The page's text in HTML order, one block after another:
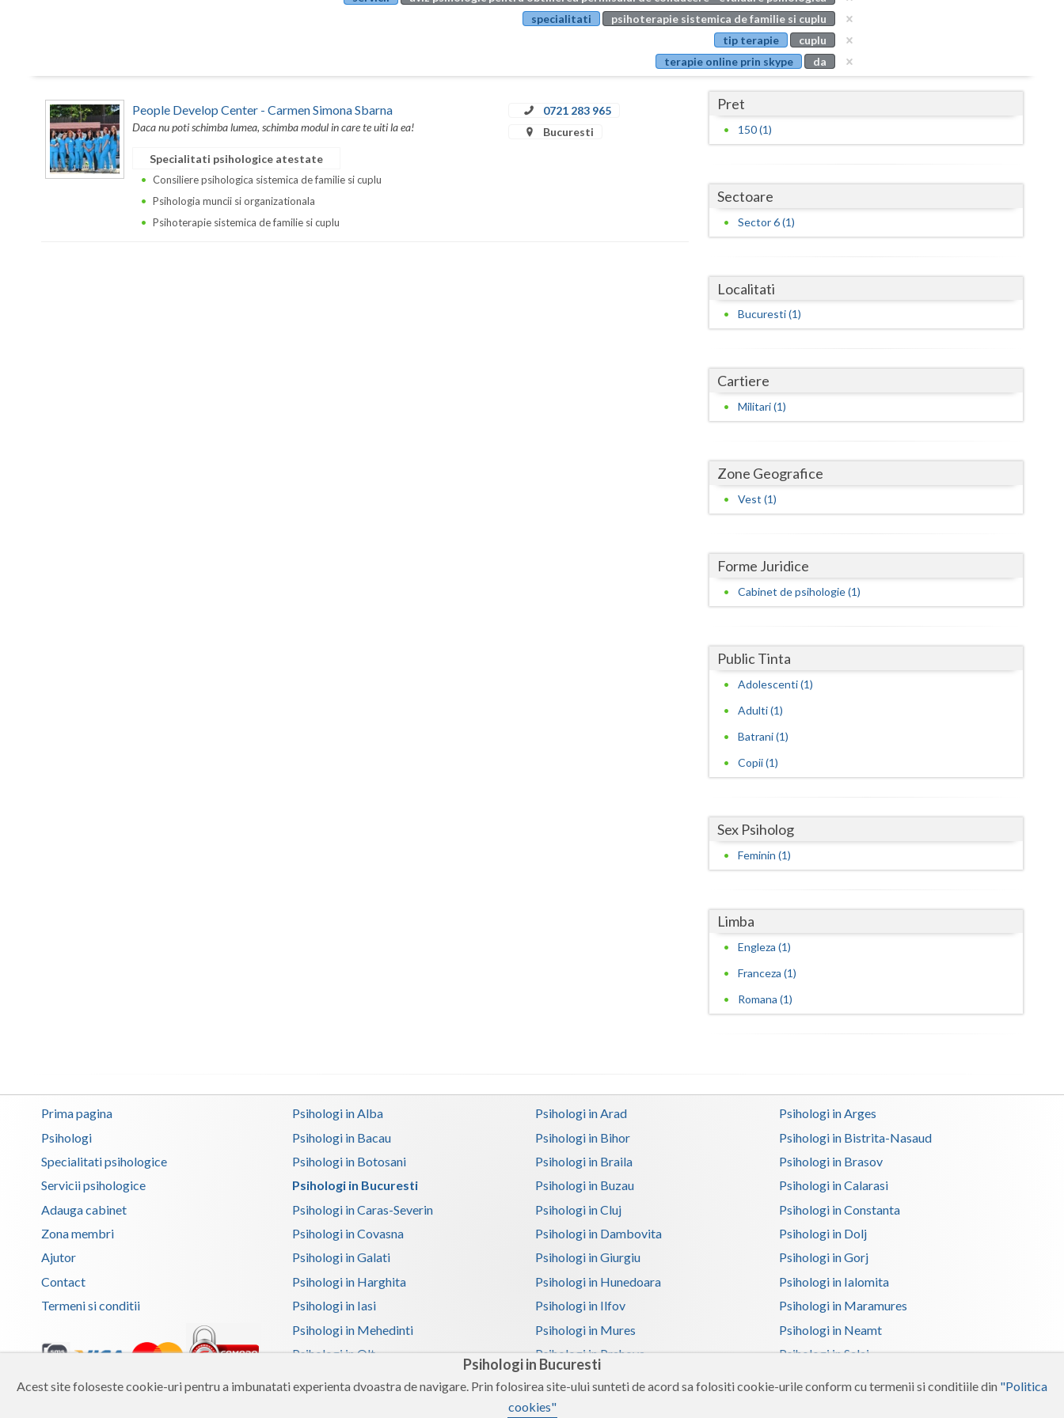
Psihologi in Bucuresti
Acest site foloseste cookie-uri pentru a imbunatati experienta dvoastra de navigare. Prin folosirea site-ului sunteti de acord sa folositi cookie-urile conform cu termenii si conditiile din "Politica
cookies"
Buzau
Calarasi
Caras-Severin
Gorj
Ialomita
Maramures
Mures
Neamt
Olt
Prahova
specialitati
psihoterapie sistemica de familie si cuplu
tip terapie
cuplu
terapie online prin skype
da
People Develop Center - Carmen Simona Sbarna
Daca nu poti schimba lumea, schimba modul in care te uiti la ea!
0721 283 965
Bucuresti
Specialitati psihologice atestate
Consiliere psihologica sistemica de familie si cuplu
Psihologia muncii si organizationala
Psihoterapie sistemica de familie si cuplu
Pret
150 (1)
Sectoare
Sector 6 (1)
Localitati
Bucuresti (1)
Cartiere
Militari (1)
Zone Geografice
Vest (1)
Forme Juridice
Cabinet de psihologie (1)
Public Tinta
Adolescenti (1)
Adulti (1)
Batrani (1)
Copii (1)
Sex Psiholog
Feminin (1)
Limba
Engleza (1)
Franceza (1)
Romana (1)
Prima pagina
Psihologi
Specialitati psihologice
Servicii psihologice
Adauga cabinet
Zona membri
Ajutor
Contact
Termeni si conditii
Copyright 2026 Reframing SRL
Psihologi in Alba Psihologi in Arad
Psihologi in Arges
Psihologi in Bacau
Psihologi in Bihor
Psihologi in Bistrita-Nasaud
Psihologi in Botosani
Psihologi in Braila
Psihologi in Brasov
Psihologi in Bucuresti
Psihologi in Buzau
Psihologi in Calarasi
Psihologi in Caras-Severin
Psihologi in Cluj
Psihologi in Constanta
Psihologi in Covasna
Psihologi in Dambovita
Psihologi in Dolj
Psihologi in Galati
Psihologi in Giurgiu
Psihologi in Gorj
Psihologi in Harghita
Psihologi in Hunedoara
Psihologi in Ialomita
Psihologi in Iasi
Psihologi in Ilfov
Psihologi in Maramures
Psihologi in Mehedinti
Psihologi in Mures
Psihologi in Neamt
Psihologi in Olt
Psihologi in Prahova
Psihologi in Salaj
Psihologi in Timis